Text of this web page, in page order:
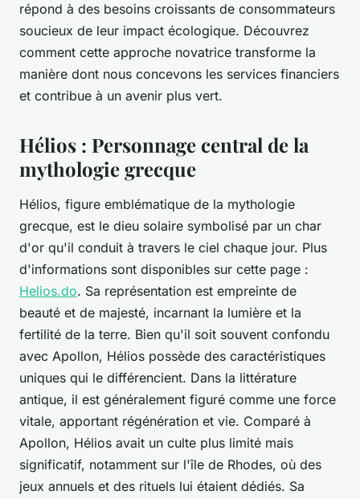
répond à des besoins croissants de consommateurs
soucieux de leur impact écologique. Découvrez
comment cette approche novatrice transforme la
manière dont nous concevons les services financiers
et contribue à un avenir plus vert.
Hélios : Personnage central de la
mythologie grecque
Hélios, figure emblématique de la mythologie
grecque, est le dieu solaire symbolisé par un char
d'or qu'il conduit à travers le ciel chaque jour. Plus
d'informations sont disponibles sur cette page :
Helios.do. Sa représentation est empreinte de
beauté et de majesté, incarnant la lumière et la
fertilité de la terre. Bien qu'il soit souvent confondu
avec Apollon, Hélios possède des caractéristiques
uniques qui le différencient. Dans la littérature
antique, il est généralement figuré comme une force
vitale, apportant régénération et vie. Comparé à
Apollon, Hélios avait un culte plus limité mais
significatif, notamment sur l'île de Rhodes, où des
jeux annuels et des rituels lui étaient dédiés. Sa